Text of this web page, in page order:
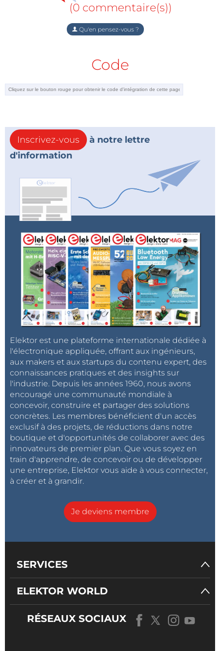
(0 commentaire(s))
Qu'en pensez-vous ?
Code
Inscrivez-vous
à notre lettre
d'information
Elektor est une plateforme internationale dédiée à
l'électronique appliquée, offrant aux ingénieurs,
aux makers et aux startups du contenu expert, des
connaissances pratiques et des insights sur
l'industrie. Depuis les années 1960, nous avons
encouragé une communauté mondiale à
concevoir, construire et partager des solutions
concrètes. Les membres bénéficient d'un accès
exclusif à des projets, de réductions dans notre
boutique et d'opportunités de collaborer avec des
innovateurs de premier plan. Que vous soyez en
train d'apprendre, de concevoir ou de développer
une entreprise, Elektor vous aide à vous connecter,
à créer et à grandir.
Je deviens membre
SERVICES
ELEKTOR WORLD
RÉSEAUX SOCIAUX